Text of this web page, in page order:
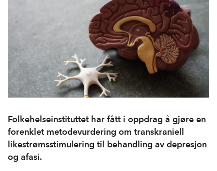
Folkehelseinstituttet har fått i oppdrag å gjøre en
forenklet metodevurdering om transkraniell
likestrømsstimulering til behandling av depresjon
og afasi.